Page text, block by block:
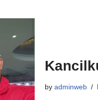
by adminweb